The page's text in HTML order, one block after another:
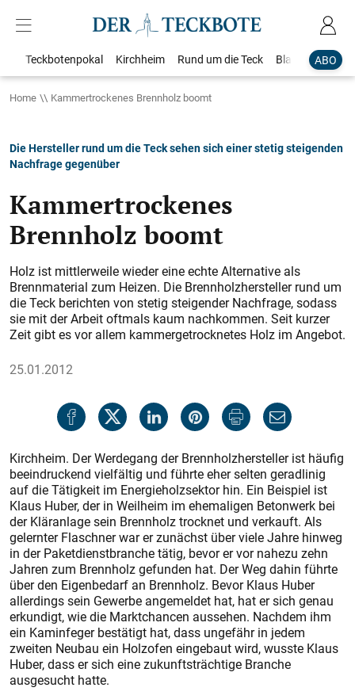
ABO
Teckbotenpokal Kirchheim Rund um die Teck Blaulicht
Home Kammertrockenes Brennholz boomt
Die Hersteller rund um die Teck sehen sich einer stetig steigenden
Nachfrage gegenüber
Kammertrockenes
Brennholz boomt
Holz ist mittlerweile wieder eine echte Alternative als
Brennmaterial zum Heizen. Die Brennholzhersteller rund um
die Teck berichten von stetig steigender Nachfrage, sodass
sie mit der Arbeit oftmals kaum nachkommen. Seit kurzer
Zeit gibt es vor allem kammergetrocknetes Holz im Angebot.
25.01.2012
Kirchheim. Der Werdegang der Brennholzhersteller ist häufig
beeindruckend vielfältig und führte eher selten geradlinig
auf die Tätigkeit im Energieholzsektor hin. Ein Beispiel ist
Klaus Huber, der in Weilheim im ehemaligen Betonwerk bei
der Kläranlage sein Brennholz trocknet und verkauft. Als
gelernter Flaschner war er zunächst über viele Jahre hinweg
in der Paketdienstbranche tätig, bevor er vor nahezu zehn
Jahren zum Brennholz gefunden hat. Der Weg dahin führte
über den Eigenbedarf an Brennholz. Bevor Klaus Huber
allerdings sein Gewerbe angemeldet hat, hat er sich genau
erkundigt, wie die Marktchancen aussehen. Nachdem ihm
ein Kaminfeger bestätigt hat, dass ungefähr in jedem
zweiten Neubau ein Holzofen eingebaut wird, wusste Klaus
Huber, dass er sich eine zukunftsträchtige Branche
ausgesucht hatte.